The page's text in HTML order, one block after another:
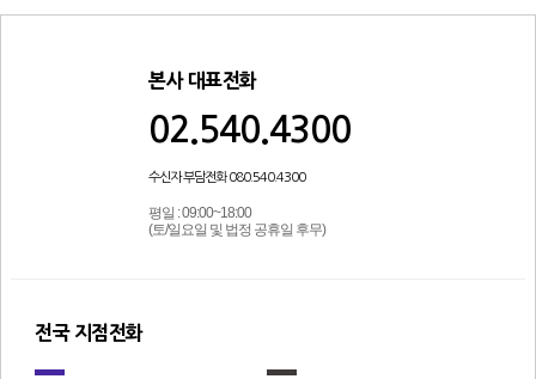
본사 대표전화
02.540.4300
수신자 부담전화 080.540.4300
평일 : 09:00~18:00
(토/일요일 및 법정 공휴일 후무)
전국 지점전화